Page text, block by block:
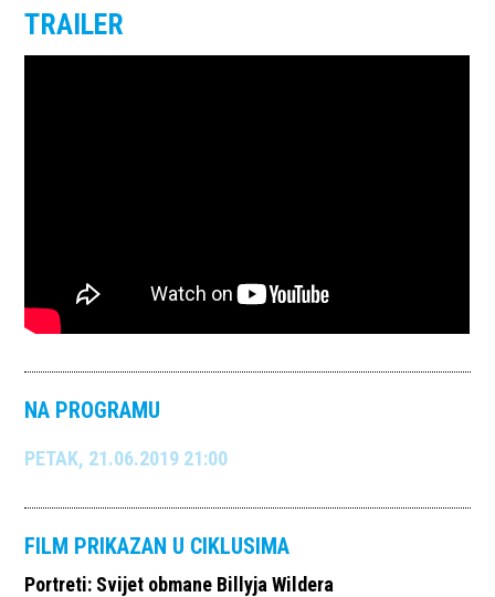
TRAILER
NA PROGRAMU
PETAK, 21.06.2019 21:00
FILM PRIKAZAN U CIKLUSIMA
Portreti: Svijet obmane Billyja Wildera